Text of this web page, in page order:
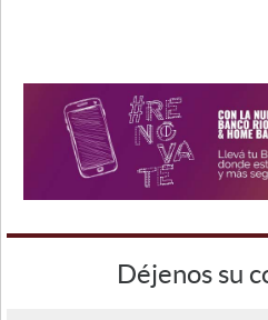
Déjenos su